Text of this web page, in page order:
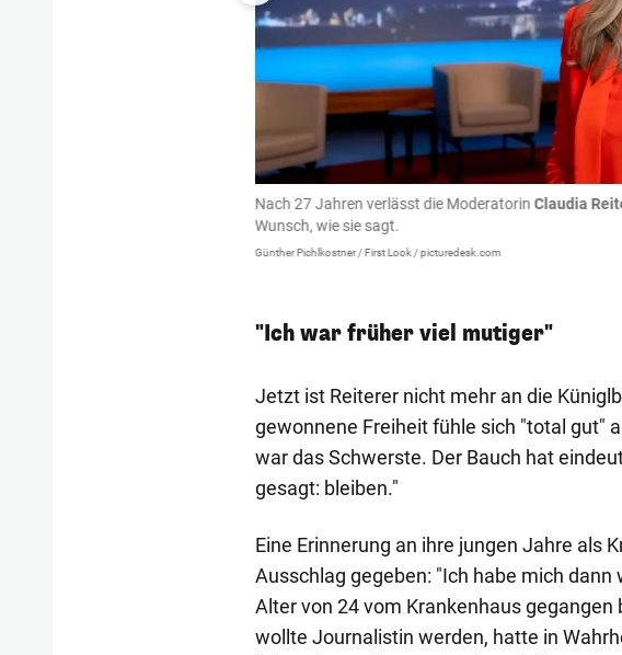
Nach 27 Jahren verlässt die Moderatorin Claudia
Wunsch, wie sie sagt.
Günther Pichlkostner / First Look / picturedesk.com
"Ich war früher viel mutiger"
Jetzt ist Reiterer nicht mehr an die
gewonnene Freiheit fühle sich "total gut"
war das Schwerste. Der Bauch hat
gesagt: bleiben."
Eine Erinnerung an ihre jungen Jahre als
Ausschlag gegeben: "Ich habe mich
Alter von 24 vom Krankenhaus
wollte Journalistin werden, hatte in